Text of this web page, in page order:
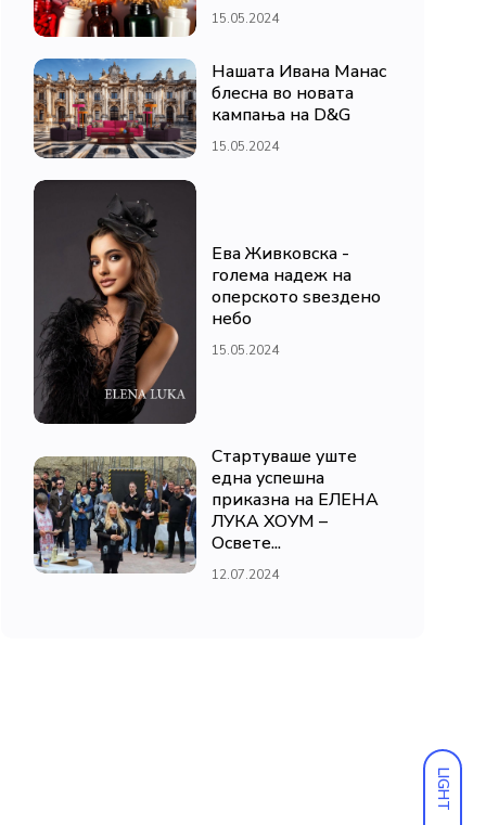
LIGHT
15.05.2024
Нашата Ивана Манас
блесна во новата
кампања на D&G
15.05.2024
Ева Живковска -
голема надеж на
оперското ѕвездено
небо
15.05.2024
Стартуваше уште
една успешна
приказна на ЕЛЕНА
ЛУКА ХОУМ –
Освете...
12.07.2024